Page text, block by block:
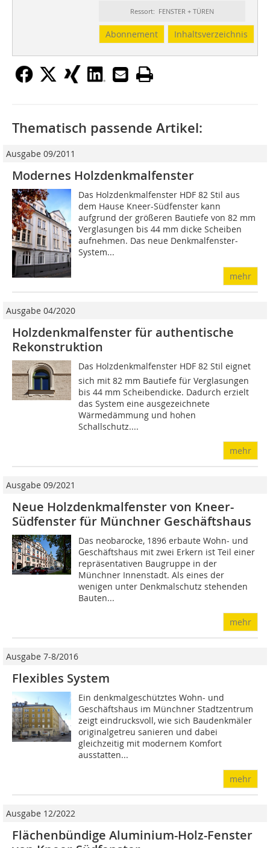
Ressort: FENSTER + TÜREN
Abonnement Inhaltsverzeichnis
Thematisch passende Artikel:
Ausgabe 09/2011
Modernes Holzdenkmalfenster
Das Holzdenkmalfenster HDF 82 Stil aus
dem Hause Kneer-Südfenster kann
aufgrund der größeren Bautiefe von 82 mm
Verglasungen bis 44 mm dicke Scheiben
aufnehmen. Das neue Denkmalfenster-
System...
mehr
Ausgabe 04/2020
Holzdenkmalfenster für authentische
Rekonstruktion
Das Holzdenkmalfenster HDF 82 Stil eignet
sich mit 82 mm Bautiefe für Verglasungen
bis 44 mm Scheibendicke. Dadurch erzielt
das System eine ausgezeichnete
Wärmedämmung und hohen
Schallschutz....
mehr
Ausgabe 09/2021
Neue Holzdenkmalfenster von Kneer-
Südfenster für Münchner Geschäftshaus
Das neobarocke, 1896 erbaute Wohn- und
Geschäftshaus mit zwei Erkern ist Teil einer
repräsentativen Baugruppe in der
Münchner Innenstadt. Als eines der
wenigen unter Denkmalschutz stehenden
Bauten...
mehr
Ausgabe 7-8/2016
Flexibles System
Ein denkmalgeschütztes Wohn- und
Geschäftshaus im Münchner Stadtzentrum
zeigt eindrucksvoll, wie sich Baudenkmäler
originalgetreu sanieren und dabei
gleichzeitig mit modernem Komfort
ausstatten...
mehr
Ausgabe 12/2022
Flächenbündige Aluminium-Holz-Fenster